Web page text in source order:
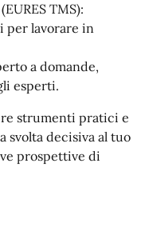
TMS):
per lavorare in
a domande,
esperti.
strumenti pratici e
svolta decisiva al tuo
prospettive di